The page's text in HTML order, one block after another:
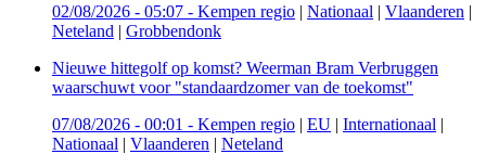
02/08/2026 - 05:07 - Kempen regio | Nationaal | Vlaanderen |
Neteland | Grobbendonk
Nieuwe hittegolf op komst? Weerman Bram Verbruggen
waarschuwt voor "standaardzomer van de toekomst"
07/08/2026 - 00:01 - Kempen regio | EU | Internationaal |
Nationaal | Vlaanderen | Neteland